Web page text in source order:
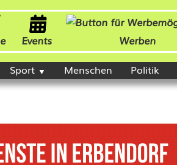
Events Werben
Sport Menschen Politik